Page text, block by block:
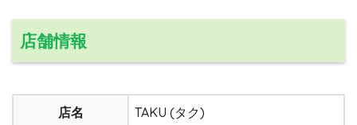
店舗情報
店名 TAKU (タク)